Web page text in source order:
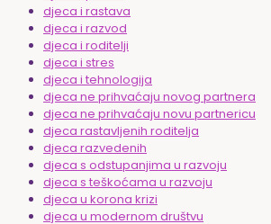
djeca i rastava
djeca i razvod
djeca i roditelji
djeca i stres
djeca i tehnologija
djeca ne prihvaćaju novog partnera
djeca ne prihvaćaju novu partnericu
djeca rastavljenih roditelja
djeca razvedenih
djeca s odstupanjima u razvoju
djeca s teškoćama u razvoju
djeca u korona krizi
djeca u modernom društvu